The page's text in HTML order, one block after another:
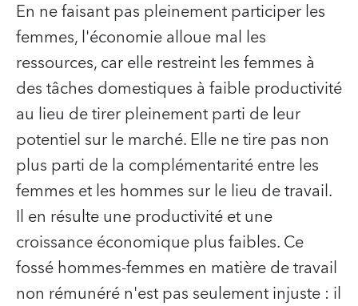
En ne faisant pas pleinement participer les
femmes, l'économie alloue mal les
ressources, car elle restreint les femmes à
des tâches domestiques à faible productivité
au lieu de tirer pleinement parti de leur
potentiel sur le marché. Elle ne tire pas non
plus parti de la complémentarité entre les
femmes et les hommes sur le lieu de travail.
Il en résulte une productivité et une
croissance économique plus faibles. Ce
fossé hommes-femmes en matière de travail
non rémunéré n'est pas seulement injuste : il